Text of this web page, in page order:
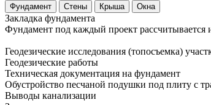
Фундамент Стены Крыша Окна
Закладка фундамента
Фундамент под каждый проект рассчитывается
Геодезические исследования (топосъемка)
Геодезические работы
Техническая документация на фундамент
Обустройство песчаной подушки под плиту с
Выводы канализации